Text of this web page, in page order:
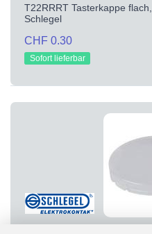
T22RRRT Tasterkappe
Schlegel
CHF 0.30
Sofort lieferbar